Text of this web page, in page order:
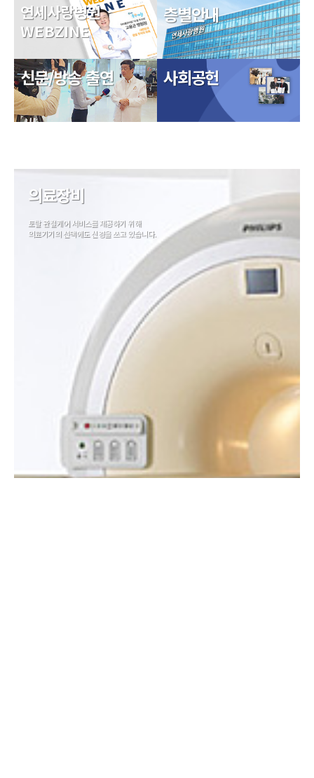
연세사랑병원
WEBZINE
신문/방송 출연
층별안내
사회공헌
의료장비
토탈 관절케어 서비스를 제공하기 위해
의료기기의 선택에도 신경을 쓰고 있습니다.